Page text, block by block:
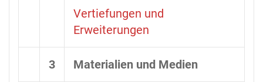
Vertiefungen und
Erweiterungen
3 Materialien und Medien